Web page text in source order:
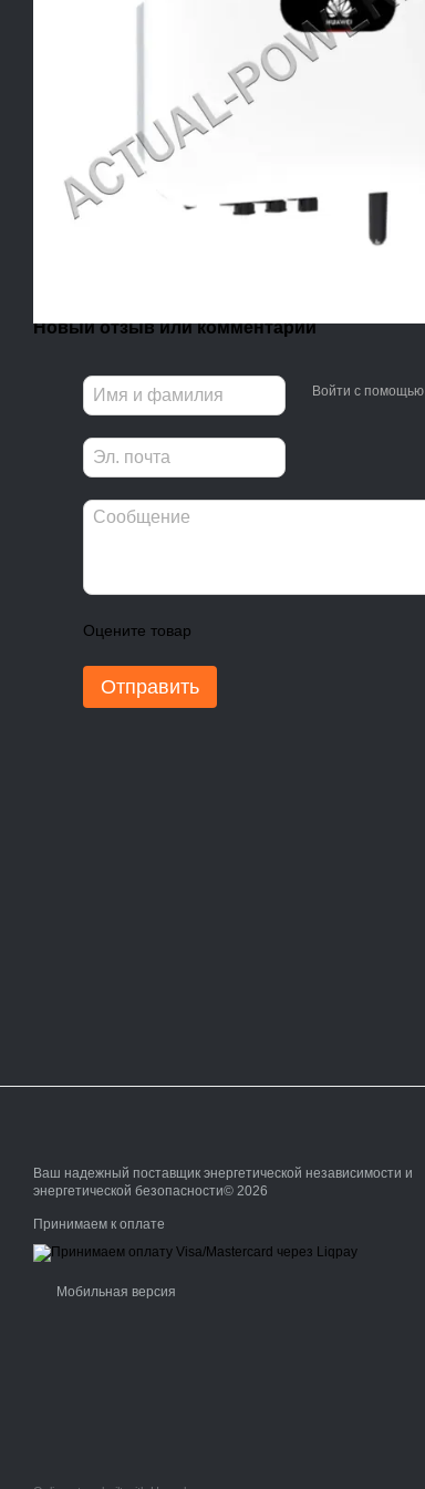
Новый отзыв или комментарий
Войти с помощью
Оцените товар
Отправить
Ваш надежный поставщик энергетической независимости и
энергетической безопасности© 2026
Принимаем к оплате
Мобильная версия